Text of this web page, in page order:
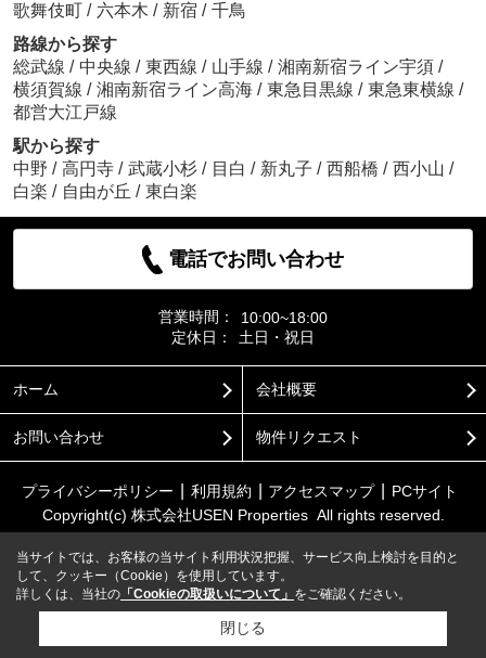
歌舞伎町 / 六本木 / 新宿 / 千鳥
路線から探す
総武線 / 中央線 / 東西線 / 山手線 / 湘南新宿ライン宇須 /
横須賀線 / 湘南新宿ライン高海 / 東急目黒線 / 東急東横線 /
都営大江戸線
駅から探す
中野 / 高円寺 / 武蔵小杉 / 目白 / 新丸子 / 西船橋 / 西小山 /
白楽 / 自由が丘 / 東白楽
電話でお問い合わせ
営業時間：
10:00~18:00
定休日：
土日・祝日
ホーム 会社概要
お問い合わせ 物件リクエスト
プライバシーポリシー 利用規約 アクセスマップ
PCサイト
Copyright(c) 株式会社USEN Properties All rights reserved.
当サイトでは、お客様の当サイト利用状況把握、サービス向上検討を目的と
して、クッキー（Cookie）を使用しています。
詳しくは、当社の 「Cookieの取扱いについて」 をご確認ください。
閉じる